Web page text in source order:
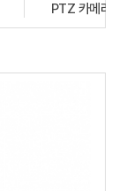
PTZ 카메라